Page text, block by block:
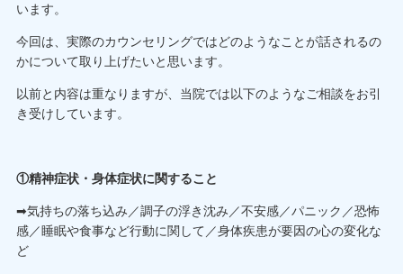
います。
今回は、実際のカウンセリングではどのようなことが話されるの
かについて取り上げたいと思います。
以前と内容は重なりますが、当院では以下のようなご相談をお引
き受けしています。
①精神症状・身体症状に関すること
➡気持ちの落ち込み／調子の浮き沈み／不安感／パニック／恐怖
感／睡眠や食事など行動に関して／身体疾患が要因の心の変化な
ど